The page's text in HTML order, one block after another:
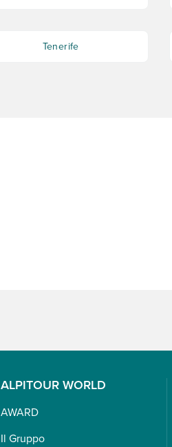
Tenerife
ALPITOUR WORLD
AWARD
Il Gruppo